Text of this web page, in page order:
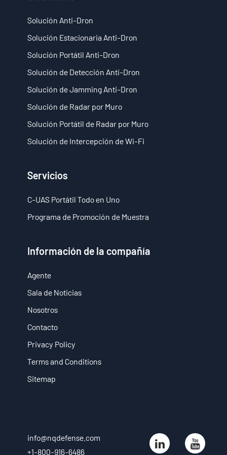
- - ND-SV009 Sistema Portátil de Radar 3D a Través de Paredes
- Sistema de Intercepción de Wi-Fi
- Robot de Seguridad Inteligente
- - ND-IR001 Perro Robótico Inteligente
- - ND-UR002 Vehículo Operado Remotamente
Soluciones
- Solución Estacionaria Anti-Dron
- Solución Portátil Anti-Dron
- Solución de Detección Anti-Dron
- Solución de Radar por Muro
- Solución Portátil de Radar por Muro
- Noticias de la Compañía
Solución Anti-Dron
Solución Estacionaria Anti-Dron
Solución Portátil Anti-Dron
Solución de Detección Anti-Dron
Solución de Jamming Anti-Dron
Solución de Radar por Muro
Solución Portátil de Radar por Muro
Solución de Intercepción de Wi-Fi
Servicios
C-UAS Portátil Todo en Uno
Programa de Promoción de Muestra
Información de la compañía
Agente
Sala de Noticias
Nosotros
Contacto
Privacy Policy
Terms and Conditions
Sitemap
info@nqdefense.com
+1-800-916-6486